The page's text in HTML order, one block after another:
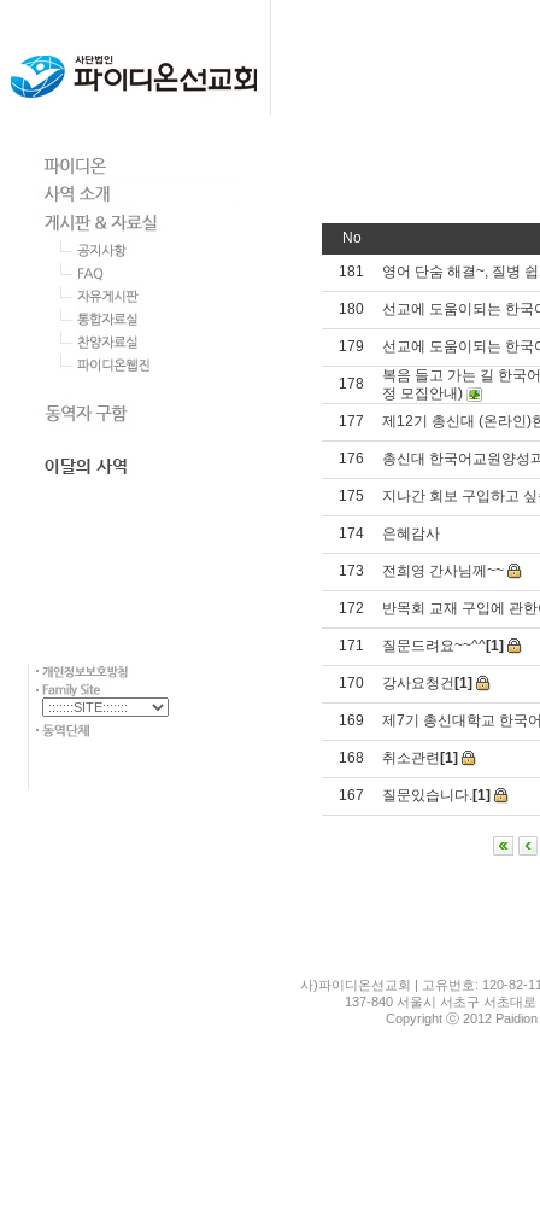
No
181
영어 단숨 해결~, 질병
180 선교에 도움이되는 한
179 선교에 도움이되는 한
178
복음 들고 가는 길 한국
정 모집안내)
177
제12기 총신대 (온라인)
176 총신대 한국어교원양성
175 지나간 회보 구입하고
174 은혜감사
173 전희영 간사님께~~
172 반목회 교재 구입에 관
171 질문드려요~~^^[1]
170 강사요청건 [1]
169 제7기 총신대학교 한국
168 취소관련 [1]
167 질문있습니다.[1]
사)파이디온선교회 | 고유번호: 120-82-
137-840 서울시 서초구 서초대
Copyright ⓒ 2012